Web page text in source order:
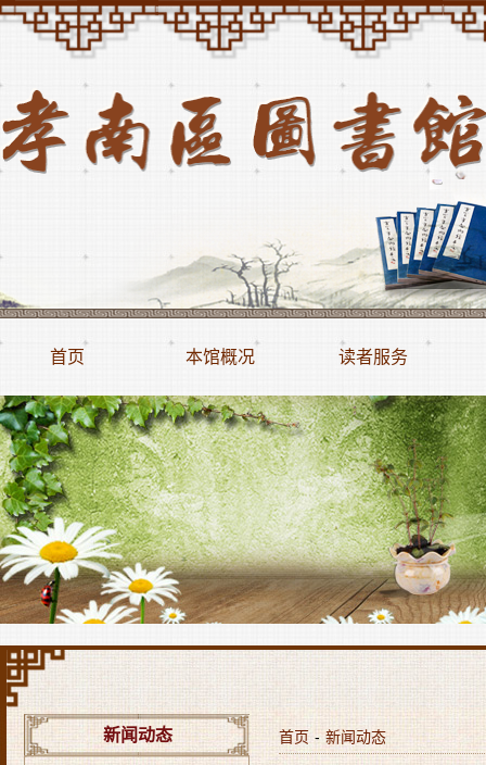
首页 本馆概况 读者服务
新闻动态 首页 - 新闻动态